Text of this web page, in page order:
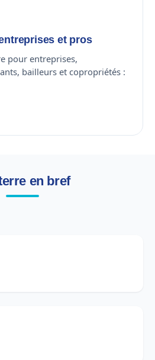
et pros
pour entreprises,
bailleurs et copropriétés :
en bref